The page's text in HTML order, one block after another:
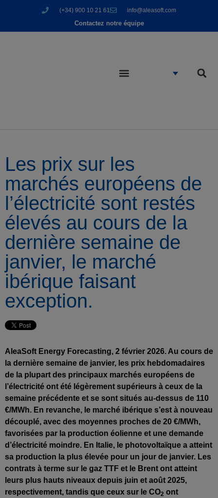
(+34) 900 10 21 61 info@aleasoft.com
Contactez notre équipe
Les prix sur les
marchés européens de
l’électricité sont restés
élevés au cours de la
dernière semaine de
janvier, le marché
ibérique faisant
exception.
AleaSoft Energy Forecasting, 2 février 2026. Au cours de
la dernière semaine de janvier, les prix hebdomadaires
de la plupart des principaux marchés européens de
l’électricité ont été légèrement supérieurs à ceux de la
semaine précédente et se sont situés au-dessus de 110
€/MWh. En revanche, le marché ibérique s’est à nouveau
découplé, avec des moyennes proches de 20 €/MWh,
favorisées par la production éolienne et une demande
d’électricité moindre. En Italie, le photovoltaïque a atteint
sa production la plus élevée pour un jour de janvier. Les
contrats à terme sur le gaz TTF et le Brent ont atteint
leurs plus hauts niveaux depuis juin et août 2025,
respectivement, tandis que ceux sur le CO2 ont